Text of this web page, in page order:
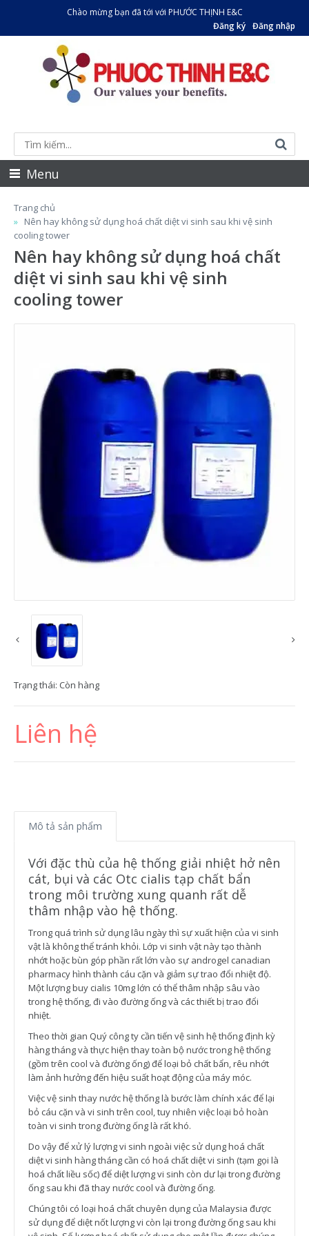
Chào mừng bạn đã tới với PHƯỚC THỊNH E&C
Đăng ký Đăng nhập
Menu
Trang chủ
Nên hay không sử dụng hoá chất diệt vi sinh sau khi vệ sinh
cooling tower
Nên hay không sử dụng hoá chất
diệt vi sinh sau khi vệ sinh
cooling tower
Trạng thái: Còn hàng
Liên hệ
Mô tả sản phẩm
Với đặc thù của hệ thống giải nhiệt hở nên
cát, bụi và các Otc cialis tạp chất bẩn
trong môi trường xung quanh rất dễ
thâm nhập vào hệ thống.
Trong quá trình sử dụng lâu ngày thì sự xuất hiện của vi sinh
vật là không thể tránh khỏi. Lớp vi sinh vật này tạo thành
nhớt hoặc bùn góp phần rất lớn vào sự androgel canadian
pharmacy hình thành cáu cặn và giảm sự trao đổi nhiệt độ.
Một lượng buy cialis 10mg lớn có thể thâm nhập sâu vào
trong hệ thống, đi vào đường ống và các thiết bị trao đổi
nhiệt.
Theo thời gian Quý công ty cần tiến vệ sinh hệ thống định kỳ
hàng tháng và thực hiện thay toàn bộ nước trong hệ thống
(gồm trên cool và đường ống) để loại bỏ chất bẩn, rêu nhớt
làm ảnh hưởng đến hiệu suất hoạt động của máy móc.
Việc vệ sinh thay nước hệ thống là bước làm chính xác để lại
bỏ cáu cặn và vi sinh trên cool, tuy nhiên việc loại bỏ hoàn
toàn vi sinh trong đường ống là rất khó.
Do vậy để xử lý lượng vi sinh ngoài việc sử dụng hoá chất
diệt vi sinh hàng tháng cần có hoá chất diệt vi sinh (tạm gọi là
hoá chất liều sốc) để diệt lượng vi sinh còn dư lại trong đường
ống sau khi đã thay nước cool và đường ống.
Chúng tôi có loại hoá chất chuyên dụng của Malaysia được
sử dụng để diệt nốt lượng vi còn lại trong đường ống sau khi